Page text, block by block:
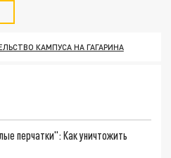
КАМПУСА НА ГАГАРИНА
перчатки": Как уничтожить